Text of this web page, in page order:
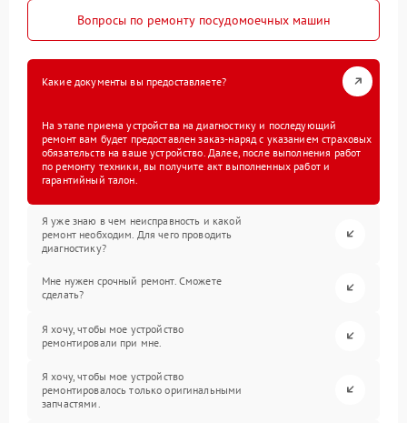
Вопросы по ремонту посудомоечных машин
Какие документы вы предоставляете?
На этапе приема устройства на диагностику и последующий
ремонт вам будет предоставлен заказ-наряд с указанием страховых
обязательств на ваше устройство. Далее, после выполнения работ
по ремонту техники, вы получите акт выполненных работ и
гарантийный талон.
Я уже знаю в чем неисправность и какой
ремонт необходим. Для чего проводить
диагностику?
Мне нужен срочный ремонт. Сможете
сделать?
Я хочу, чтобы мое устройство
ремонтировали при мне.
Я хочу, чтобы мое устройство
ремонтировалось только оригинальными
запчастями.